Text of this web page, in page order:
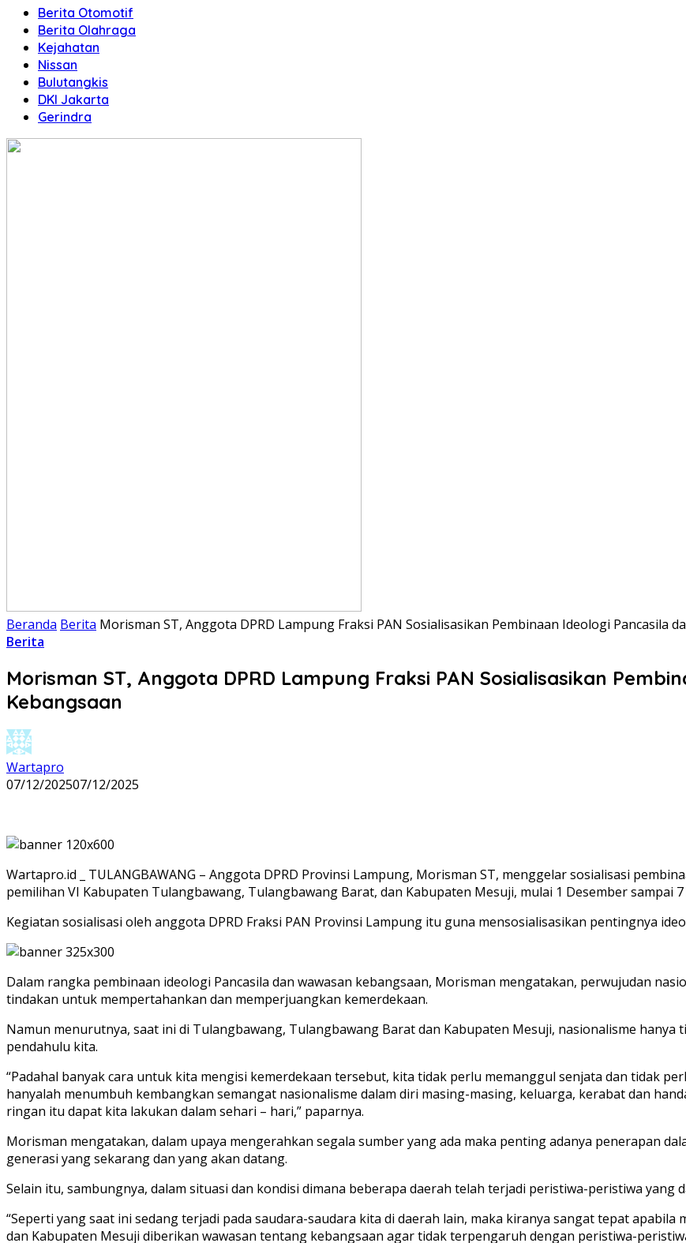
Berita Otomotif
Berita Olahraga
Kejahatan
Nissan
Bulutangkis
DKI Jakarta
Gerindra
Beranda Berita Morisman ST, Anggota DPRD Lampung Fraksi PAN Sosialisasikan Pembinaan Ideologi Pancasila
Berita
Morisman ST, Anggota DPRD Lampung Fraksi PAN Sosialisasikan
Kebangsaan
Wartapro
07/12/202507/12/2025
Wartapro.id _ TULANGBAWANG – Anggota DPRD Provinsi Lampung, Morisman ST, menggelar sosialisasi
pemilihan VI Kabupaten Tulangbawang, Tulangbawang Barat, dan Kabupaten Mesuji, mulai 1 Desember sampai 7
Kegiatan sosialisasi oleh anggota DPRD Fraksi PAN Provinsi Lampung itu guna mensosialisasikan pentingnya
Dalam rangka pembinaan ideologi Pancasila dan wawasan kebangsaan, Morisman mengatakan, perwujudan
tindakan untuk mempertahankan dan memperjuangkan kemerdekaan.
Namun menurutnya, saat ini di Tulangbawang, Tulangbawang Barat dan Kabupaten Mesuji, nasionalisme
pendahulu kita.
“Padahal banyak cara untuk kita mengisi kemerdekaan tersebut, kita tidak perlu memanggul senjata dan tidak
hanyalah menumbuh kembangkan semangat nasionalisme dalam diri masing-masing, keluarga, kerabat dan
ringan itu dapat kita lakukan dalam sehari – hari,” paparnya.
Morisman mengatakan, dalam upaya mengerahkan segala sumber yang ada maka penting adanya penerapan
generasi yang sekarang dan yang akan datang.
Selain itu, sambungnya, dalam situasi dan kondisi dimana beberapa daerah telah terjadi peristiwa-peristiwa yang
“Seperti yang saat ini sedang terjadi pada saudara-saudara kita di daerah lain, maka kiranya sangat tepat
dan Kabupaten Mesuji diberikan wawasan tentang kebangsaan agar tidak terpengaruh dengan peristiwa-